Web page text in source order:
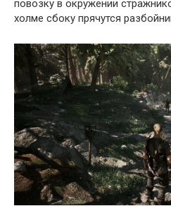
повозку в окружении
холме сбоку прячутся